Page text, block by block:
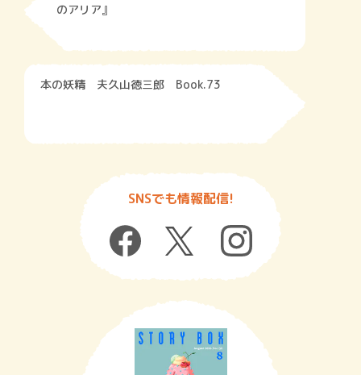
のアリア』
本の妖精 夫久山徳三郎 Book.73
SNSでも情報配信!